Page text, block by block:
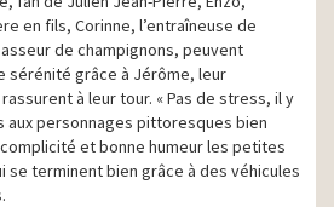
en fils, Corinne, l’entraîneuse de
de champignons, peuvent
sérénité grâce à Jérôme, leur
à leur tour. « Pas de stress, il y
aux personnages pittoresques bien
et bonne humeur les petites
se terminent bien grâce à des véhicules